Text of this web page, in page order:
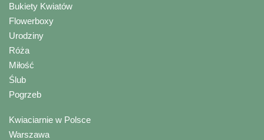
Bukiety Kwiatów
Flowerboxy
Urodziny
Róża
Miłość
Ślub
Pogrzeb
Kwiaciarnie w Polsce
Warszawa